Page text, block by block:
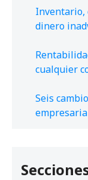
Inventario,
dinero
cualquier
Seis